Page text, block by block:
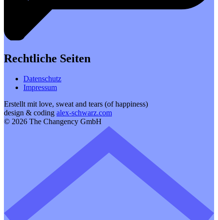
Rechtliche Seiten
Datenschutz
Impressum
Erstellt mit love, sweat and tears (of happiness)
design & coding alex-schwarz.com
© 2026 The Changency GmbH